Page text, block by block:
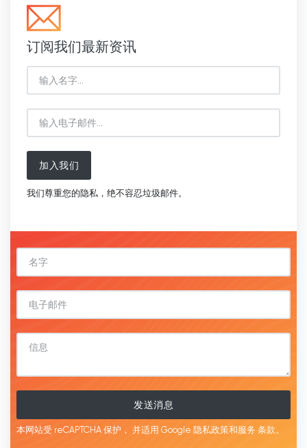
订阅我们最新资讯
加入我们
我们尊重您的隐私，绝不容忍垃圾邮件。
发送消息
本网站受 reCAPTCHA 保护， 并适用 Google 隐私政策和服务 条款。